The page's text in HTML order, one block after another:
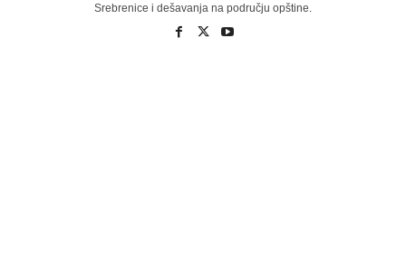
Srebrenice i dešavanja na području opštine.